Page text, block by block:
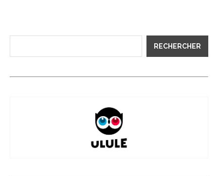
RECHERCHER